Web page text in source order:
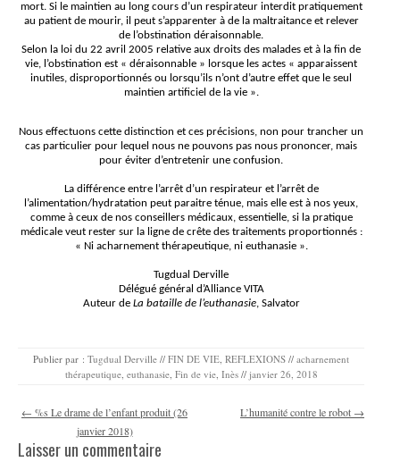
mort. Si le maintien au long cours d’un respirateur interdit pratiquement
au patient de mourir, il peut s’apparenter à de la maltraitance et relever
de l’obstination déraisonnable.
Selon la loi du 22 avril 2005 relative aux droits des malades et à la fin de
vie, l’obstination est « déraisonnable » lorsque les actes « apparaissent
inutiles, disproportionnés ou lorsqu’ils n’ont d’autre effet que le seul
maintien artificiel de la vie ».
Nous effectuons cette distinction et ces précisions, non pour trancher un
cas particulier pour lequel nous ne pouvons pas nous prononcer, mais
pour éviter d’entretenir une confusion.
La différence entre l’arrêt d’un respirateur et l’arrêt de
l’alimentation/hydratation peut paraitre ténue, mais elle est à nos yeux,
comme à ceux de nos conseillers médicaux, essentielle, si la pratique
médicale veut rester sur la ligne de crête des traitements proportionnés :
« Ni acharnement thérapeutique, ni euthanasie ».
Tugdual Derville
Délégué général d’Alliance VITA
Auteur de La bataille de l’euthanasie, Salvator
Publier par : Tugdual Derville // FIN DE VIE REFLEXIONS // acharnement
thérapeutique, euthanasie, Fin de vie, Inès // janvier 26, 2018
Navigation des articles
← %s Le drame de l’enfant produit (26
janvier 2018)
L’humanité contre le robot →
Laisser un commentaire